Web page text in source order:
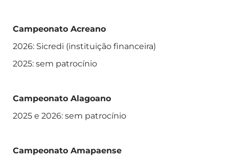
Campeonato Acreano
2026: Sicredi (instituição financeira)
2025: sem patrocínio
Campeonato Alagoano
2025 e 2026: sem patrocínio
Campeonato Amapaense